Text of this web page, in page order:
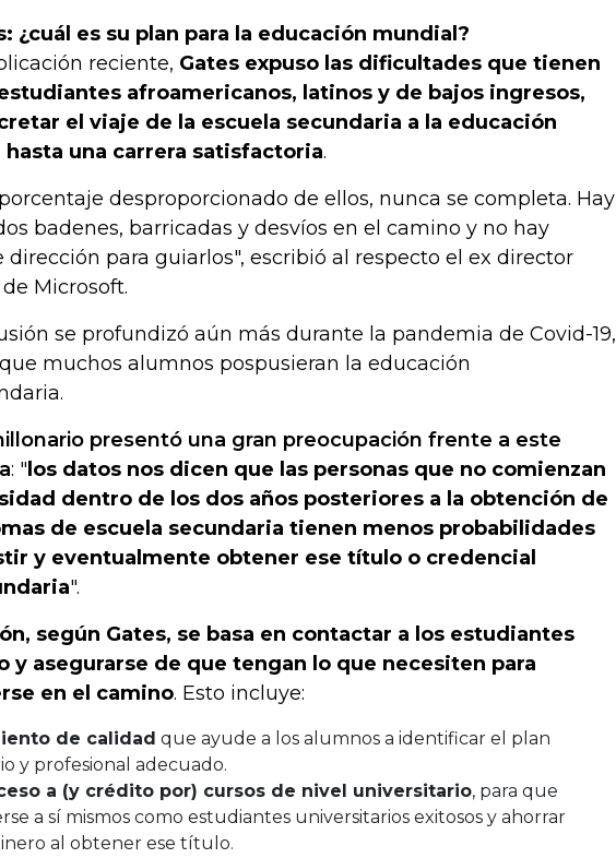
¿cuál es su plan para la educación mundial?
reciente, Gates expuso las dificultades que tienen
afroamericanos, latinos y de bajos ingresos,
el viaje de la escuela secundaria a la educación
hasta una carrera satisfactoria.
desproporcionado de ellos, nunca se completa. Hay
badenes, barricadas y desvíos en el camino y no hay
dirección para guiarlos", escribió al respecto el ex director
Microsoft.
se profundizó aún más durante la pandemia de Covid-19,
muchos alumnos pospusieran la educación
presentó una gran preocupación frente a este
: " los datos nos dicen que las personas que no comienzan
dentro de los dos años posteriores a la obtención de
de escuela secundaria tienen menos probabilidades
y eventualmente obtener ese título o credencial
".
según Gates, se basa en contactar a los estudiantes
y asegurarse de que tengan lo que necesiten para
en el camino. Esto incluye:
de calidad que ayude a los alumnos a identificar el plan
y profesional adecuado.
a (y crédito por) cursos de nivel universitario, para que
a sí mismos como estudiantes universitarios exitosos y ahorrar
al obtener ese título.